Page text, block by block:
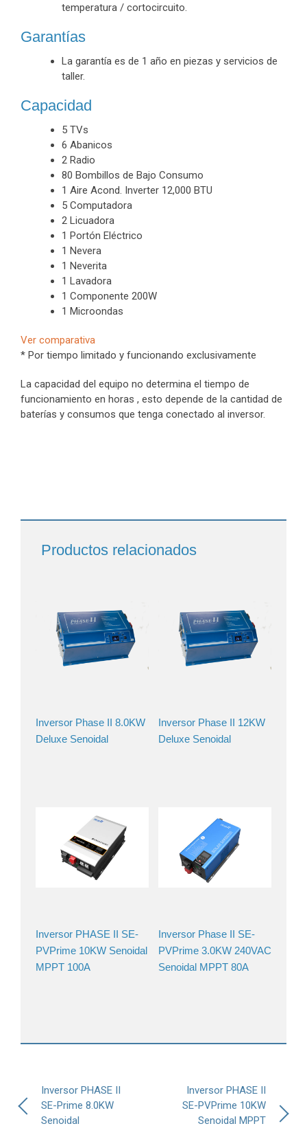
temperatura / cortocircuito.
Garantías
La garantía es de 1 año en piezas y servicios de
taller.
Capacidad
5 TVs
6 Abanicos
2 Radio
80 Bombillos de Bajo Consumo
1 Aire Acond. Inverter 12,000 BTU
5 Computadora
2 Licuadora
1 Portón Eléctrico
1 Nevera
1 Neverita
1 Lavadora
1 Componente 200W
1 Microondas
Ver comparativa
* Por tiempo limitado y funcionando exclusivamente
La capacidad del equipo no determina el tiempo de
funcionamiento en horas , esto depende de la cantidad de
baterías y consumos que tenga conectado al inversor.
Productos relacionados
Inversor Phase II 8.0KW
Deluxe Senoidal
Inversor Phase II 12KW
Deluxe Senoidal
Inversor PHASE II SE-
PVPrime 10KW Senoidal
MPPT 100A
Inversor Phase II SE-
PVPrime 3.0KW 240VAC
Senoidal MPPT 80A
de
entradas
Inversor PHASE II
SE-Prime 8.0KW
Senoidal
Inversor PHASE II
SE-PVPrime 10KW
Senoidal MPPT